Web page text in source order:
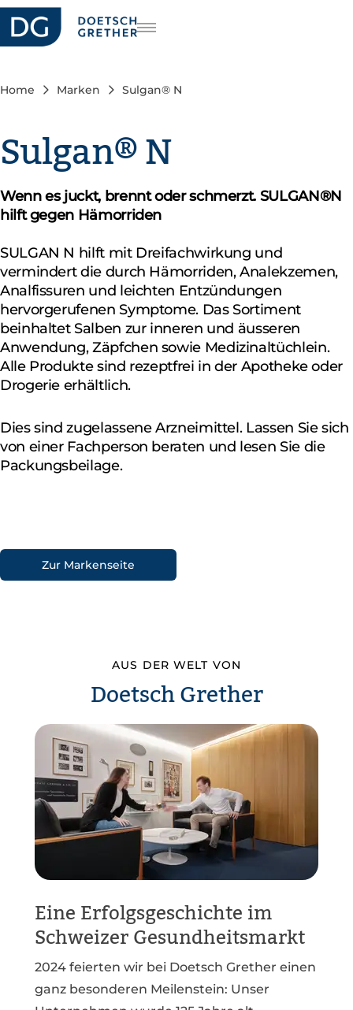
IT
Home Marken Sulgan® N
Sulgan® N
Wenn es juckt, brennt oder schmerzt. SULGAN®N
hilft gegen Hämorriden
SULGAN N hilft mit Dreifachwirkung und
vermindert die durch Hämorriden, Analekzemen,
Analfissuren und leichten Entzündungen
hervorgerufenen Symptome. Das Sortiment
beinhaltet Salben zur inneren und äusseren
Anwendung, Zäpfchen sowie Medizinaltüchlein.
Alle Produkte sind rezeptfrei in der Apotheke oder
Drogerie erhältlich.
Dies sind zugelassene Arzneimittel. Lassen Sie sich
von einer Fachperson beraten und lesen Sie die
Packungsbeilage.
Zur Markenseite
AUS DER WELT VON
Doetsch Grether
Eine Erfolgsgeschichte im
Schweizer Gesundheitsmarkt
2024 feierten wir bei Doetsch Grether einen
ganz besonderen Meilenstein: Unser